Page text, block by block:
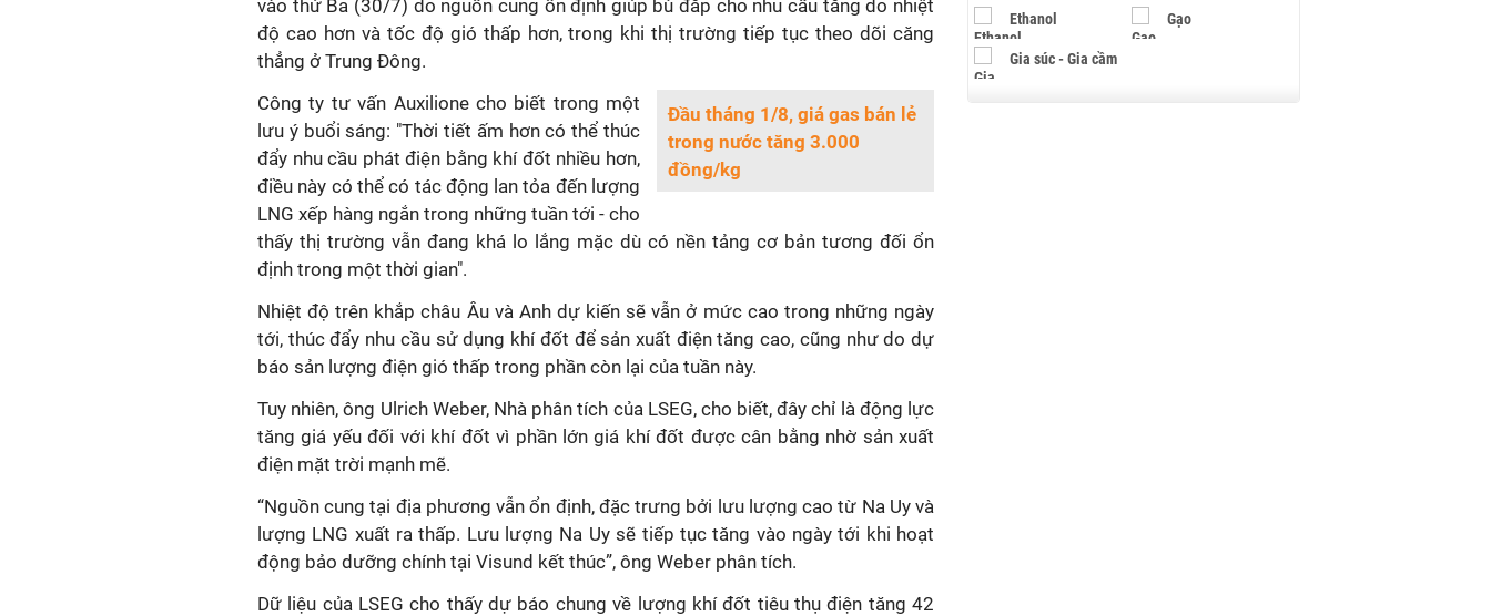
vào thứ Ba (30/7) do nguồn cung ổn định giúp bù đắp cho nhu cầu tăng do nhiệt
độ cao hơn và tốc độ gió thấp hơn, trong khi thị trường tiếp tục theo dõi căng
thẳng ở Trung Đông.
Đầu tháng 1/8, giá gas bán lẻ
trong nước tăng 3.000
đồng/kg
Công ty tư vấn Auxilione cho biết trong một
lưu ý buổi sáng: "Thời tiết ấm hơn có thể thúc
đẩy nhu cầu phát điện bằng khí đốt nhiều hơn,
điều này có thể có tác động lan tỏa đến lượng
LNG xếp hàng ngắn trong những tuần tới - cho
thấy thị trường vẫn đang khá lo lắng mặc dù có nền tảng cơ bản tương đối ổn
định trong một thời gian".
Nhiệt độ trên khắp châu Âu và Anh dự kiến ​​sẽ vẫn ở mức cao trong những ngày
tới, thúc đẩy nhu cầu sử dụng khí đốt để sản xuất điện tăng cao, cũng như do dự
báo sản lượng điện gió thấp trong phần còn lại của tuần này.
Tuy nhiên, ông Ulrich Weber, Nhà phân tích của LSEG, cho biết, đây chỉ là động lực
tăng giá yếu đối với khí đốt vì phần lớn giá khí đốt được cân bằng nhờ sản xuất
điện mặt trời mạnh mẽ.
“Nguồn cung tại địa phương vẫn ổn định, đặc trưng bởi lưu lượng cao từ Na Uy và
lượng LNG xuất ra thấp. Lưu lượng Na Uy sẽ tiếp tục tăng vào ngày tới khi hoạt
động bảo dưỡng chính tại Visund kết thúc”, ông Weber phân tích.
Dữ liệu của LSEG cho thấy dự báo chung về lượng khí đốt tiêu thụ điện tăng 42
Ethanol Gạo
Gia súc - Gia cầm